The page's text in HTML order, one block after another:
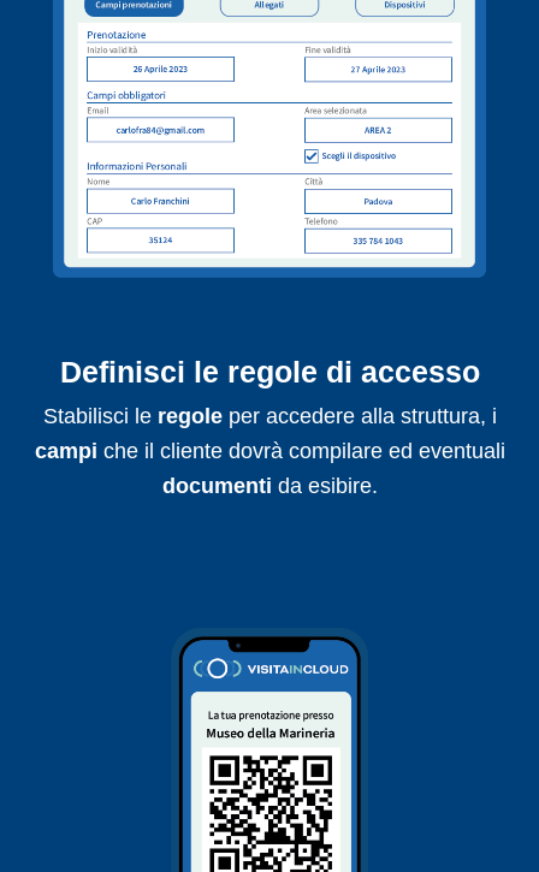
Definisci le regole di accesso
Stabilisci le regoleper accedere alla struttura, i
campi che il cliente dovrà compilare ed eventuali
documenti da esibire.